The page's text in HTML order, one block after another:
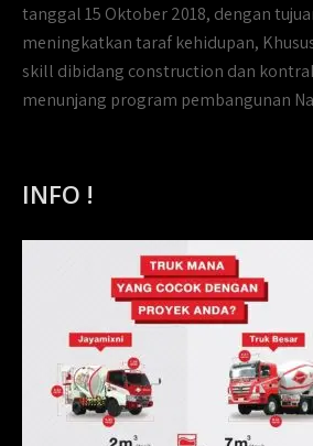
tanggal 15 Oktober 2018, dengan
meningkatkan taraf kehidupan,
skill dibidang construction dan
menunjang program pembangunan
INFO !